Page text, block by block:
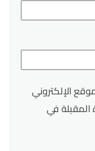
الإلكتروني
في